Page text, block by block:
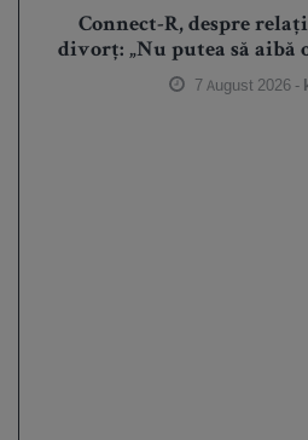
Connect-R, despre
divorț: „Nu putea să aibă
7 August 2026 -